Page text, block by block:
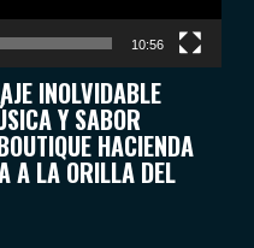
10:56
INOLVIDABLE
Y SABOR
HACIENDA
A LA ORILLA DEL